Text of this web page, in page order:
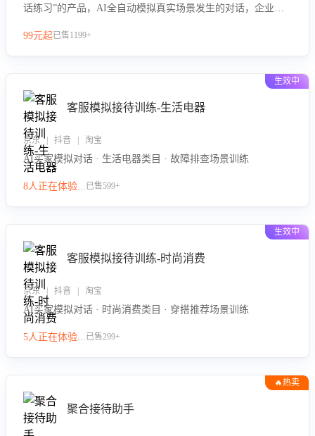
话练习”的产品，AI全自动模拟真实场景发生的对话，企业可
力。
99元起已售1199+
生效中
客服模拟接待训练-生活电器
京东 | 抖音 | 淘宝
AI买家模拟对话 · 生活电器类目 · 故障排查场景训练
8人正在体验...已售599+
生效中
客服模拟接待训练-时尚消费
京东 | 抖音 | 淘宝
AI买家模拟对话 · 时尚消费类目 · 穿搭推荐场景训练
5人正在体验...已售299+
🔥热卖
聚合接待助手